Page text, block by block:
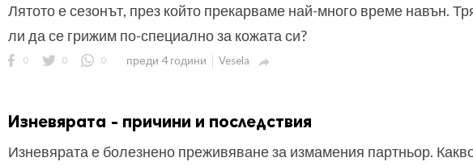
Лятото е сезонът, през който прекарваме най-много време навън.
ли да се грижим по-специално за кожата си?
0 0 0 преди 4 години Vesela 
Изневярата - причини и последствия
Изневярата е болезнено преживяване за измамения партньор.